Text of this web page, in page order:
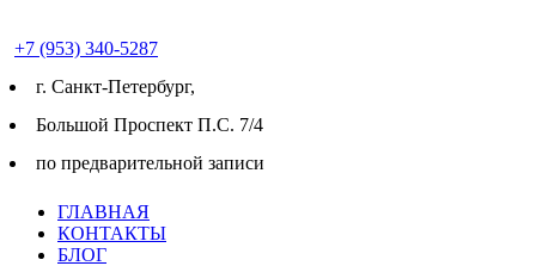
+7 (953) 340-5287
г. Cанкт-Петербург,
Большой Проспект П.С. 7/4
по предварительной записи
ГЛАВНАЯ
КОНТАКТЫ
БЛОГ